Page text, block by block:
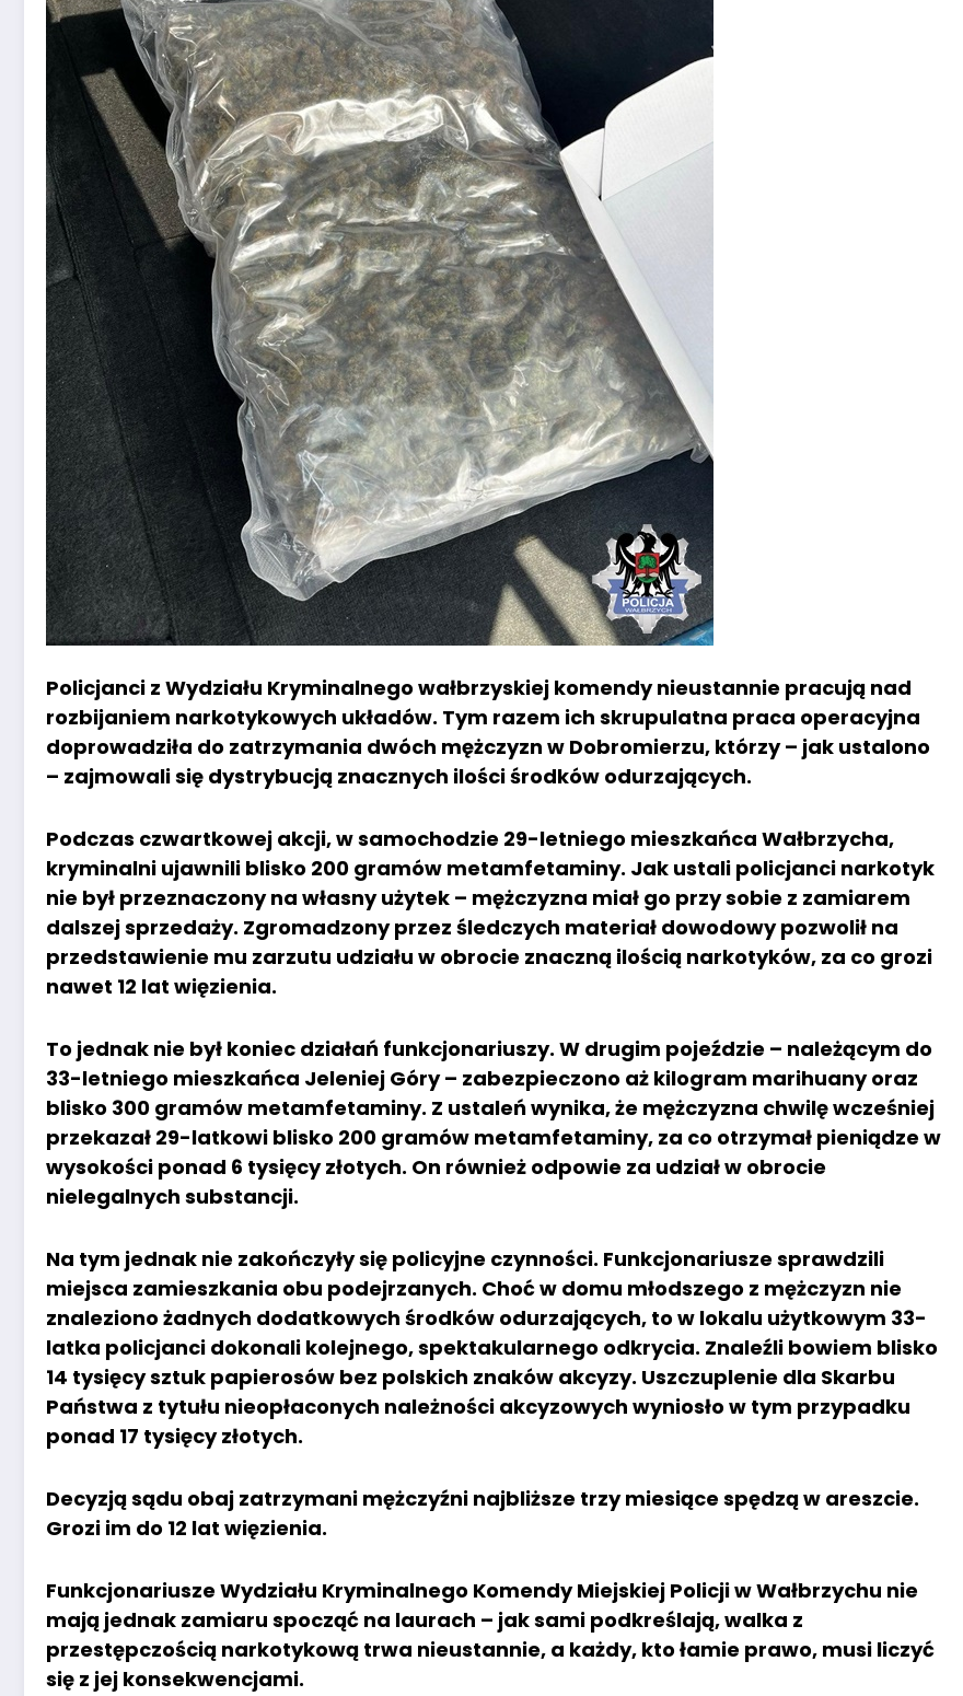
Policjanci z Wydziału Kryminalnego wałbrzyskiej komendy nieustannie pracują nad
rozbijaniem narkotykowych układów. Tym razem ich skrupulatna praca operacyjna
doprowadziła do zatrzymania dwóch mężczyzn w Dobromierzu, którzy – jak ustalono
– zajmowali się dystrybucją znacznych ilości środków odurzających.
Podczas czwartkowej akcji, w samochodzie 29-letniego mieszkańca Wałbrzycha,
kryminalni ujawnili blisko 200 gramów metamfetaminy. Jak ustali policjanci narkotyk
nie był przeznaczony na własny użytek – mężczyzna miał go przy sobie z zamiarem
dalszej sprzedaży. Zgromadzony przez śledczych materiał dowodowy pozwolił na
przedstawienie mu zarzutu udziału w obrocie znaczną ilością narkotyków, za co grozi
nawet 12 lat więzienia.
To jednak nie był koniec działań funkcjonariuszy. W drugim pojeździe – należącym do
33-letniego mieszkańca Jeleniej Góry – zabezpieczono aż kilogram marihuany oraz
blisko 300 gramów metamfetaminy. Z ustaleń wynika, że mężczyzna chwilę wcześniej
przekazał 29-latkowi blisko 200 gramów metamfetaminy, za co otrzymał pieniądze w
wysokości ponad 6 tysięcy złotych. On również odpowie za udział w obrocie
nielegalnych substancji.
Na tym jednak nie zakończyły się policyjne czynności. Funkcjonariusze sprawdzili
miejsca zamieszkania obu podejrzanych. Choć w domu młodszego z mężczyzn nie
znaleziono żadnych dodatkowych środków odurzających, to w lokalu użytkowym 33-
latka policjanci dokonali kolejnego, spektakularnego odkrycia. Znaleźli bowiem blisko
14 tysięcy sztuk papierosów bez polskich znaków akcyzy. Uszczuplenie dla Skarbu
Państwa z tytułu nieopłaconych należności akcyzowych wyniosło w tym przypadku
ponad 17 tysięcy złotych.
Decyzją sądu obaj zatrzymani mężczyźni najbliższe trzy miesiące spędzą w areszcie.
Grozi im do 12 lat więzienia.
Funkcjonariusze Wydziału Kryminalnego Komendy Miejskiej Policji w Wałbrzychu nie
mają jednak zamiaru spocząć na laurach – jak sami podkreślają, walka z
przestępczością narkotykową trwa nieustannie, a każdy, kto łamie prawo, musi liczyć
się z jej konsekwencjami.